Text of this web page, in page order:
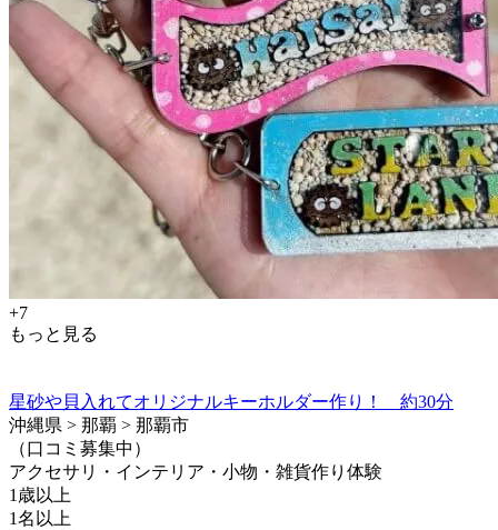
+7
もっと見る
星砂や貝入れてオリジナルキーホルダー作り！ 約30分
沖縄県 > 那覇 > 那覇市
（口コミ募集中）
アクセサリ・インテリア・小物・雑貨作り体験
1歳以上
1名以上